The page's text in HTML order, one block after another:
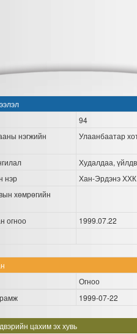
94
нэгжийн
Улаанбаатар
Худалдаа,
нэр
Хан-Эрдэнэ ХХК
хөмрөгийн
огноо
1999.07.22
Огноо
1999-07-22
цахим эх хувь